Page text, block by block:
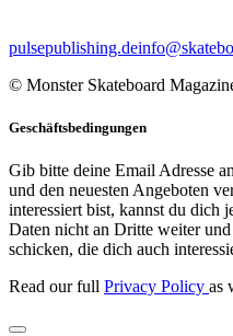
pulsepublishing.de
© Monster Skateboard
Geschäftsbedingungen
Gib bitte deine Email Adresse
und den neuesten Angeboten
interessiert bist, kannst du dich
Daten nicht an Dritte weiter
schicken, die dich auch
Read our full Privacy Policy as